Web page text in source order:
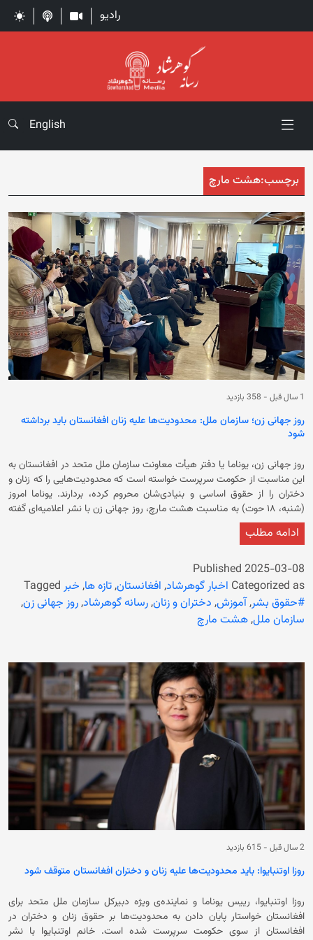
رادیو
English
برچسب:هشت مارچ
1 سال قبل - 358 بازدید
روز جهانی زن؛ سازمان ملل: محدودیت‌ها علیه زنان افغانستان باید برداشته
شود
روز جهانی زن، یوناما یا دفتر هیأت معاونت سازمان ملل متحد در افغانستان به
این مناسبت از حکومت سرپرست خواسته است که محدودیت‌هایی را که زنان و
دختران را از حقوق اساسی و بنیادی‌شان محروم کرده، بردارند. یوناما امروز
(شنبه، ۱۸ حوت) به مناسبت هشت مارچ، روز جهانی زن با نشر اعلامیه‌ای گفته
است که زنان و دختران افغانستان به‌گونه‌ی سیستماتیک از حقوق شان در
بخشی از اعلامیه آمده است که سازمان ملل متحد از کشورهای عضو می‌خواهد
که همبستگی را با تقویت صدای زنان افغانستان، حمایت از رهبری آنها و
سرمایه‌گذاری در انعطاف‌پذیری و آینده آنها به عمل تبدیل کنند. همچنین اعلامیه
به نقل از رزا اوتنبایوا، نماینده‌ی ویژه دبیرکل سازمان ملل متحد برای افغانستان
می‌ماند. خانم اوتنبایوا تاکید کرده است: «آنچه در توان ما است برای
سرمایه‌گذاری روی استقامت و رهبری زنان و دختران افغانستان، که کلیدی برای
افغانستان شکوفا و همه شمول اند، ادامه خواهیم داد.» وی افزوده است که
زنان و دختران افغانستان با وجود چالش‌های فوق‌العاده، به رهبری، آبادی و
پشتیبانی از محلات شان ادامه می‌دهند و جا دادن این زنان در محراق تلاش‌ها
برای راه‌حل چالش‌های کنونی و در حال ظهور امر ضروری است. سازمان ملل
گفته است که زنان افغانستان خواسته‌های خود را به‌گونه‌ی واضح به جامعه‌ی
بین‌المللی ابراز داشته‌اند و این خواسته‌ها دربرگیرنده‌ی دادخواهی برای اعاده‌ی
حقوق و آزادی‌های‌شان است. همچنین آلیسون دیودیان، رییس بخش زنان ملل
متحد در افغانستان اظهار داشته است: «واکنش ما در برابر محو زنان از زندگی
اجتماعی آزمونی برای تعهد ما در قبال زنان و دختران در سراسر جهان است. باید
در کنار زنان افغان بایستیم چون زندگی مان به آن بستگی دارد.» این در حالی
است که حکومت سرپرست پس از حاکمیت خود بر افغانستان، محدودیت‌های
افغانستان از آموزش، کار و گشت‌وگذار آزاد محروم هستند. در این سه سال و
حکومت فعلی محدودیت‌های‌شان را تشدید کرده است.
ادامه مطلب
Published 2025-03-08
Categorized as اخبار گوهرشاد, افغانستان,تازه ها, خبر Tagged
#حقوق بشر,آموزش, دختران و زنان,رسانه گوهرشاد,روز جهانی زن,
سازمان ملل,هشت مارچ
2 سال قبل - 615 بازدید
روزا اوتنبایوا: باید محدودیت‌ها علیه زنان و دختران افغانستان متوقف شود
روزا اوتنبایوا، رییس یوناما و نماینده‌ی ویژه دبیرکل سازمان ملل متحد برای
افغانستان خواستار پایان دادن به محدودیت‌ها بر حقوق زنان و دختران در
افغانستان از سوی حکومت سرپرست شده است. خانم اوتنبایوا با نشر